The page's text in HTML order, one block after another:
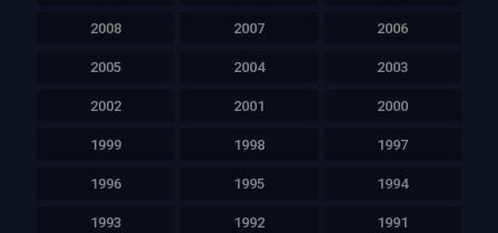
2008 2007 2006
2005 2004 2003
2002 2001 2000
1999 1998 1997
1996 1995 1994
1993 1992 1991